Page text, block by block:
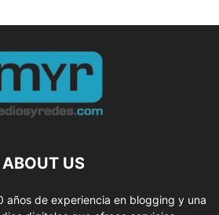
ABOUT US
años de experiencia en blogging y una